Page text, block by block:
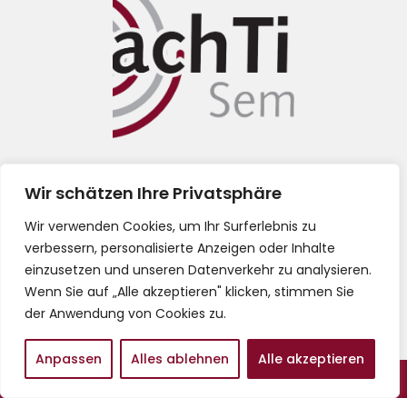
Wir schätzen Ihre Privatsphäre
Wir verwenden Cookies, um Ihr Surferlebnis zu
verbessern, personalisierte Anzeigen oder Inhalte
einzusetzen und unseren Datenverkehr zu analysieren.
Wenn Sie auf „Alle akzeptieren" klicken, stimmen Sie
der Anwendung von Cookies zu.
Anpassen Alles ablehnen Alle akzeptieren
Datenschutz
AGB